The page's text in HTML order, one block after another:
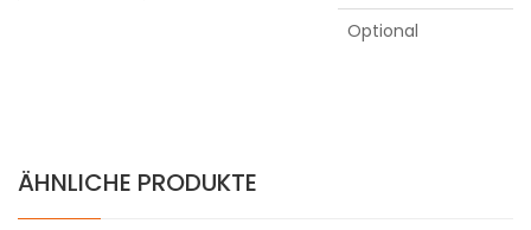
Optional
ÄHNLICHE PRODUKTE